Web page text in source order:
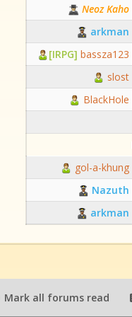
Neoz Kaho
arkman
[IRPG] bassza123
slost
BlackHole
gol-a-khung
Nazuth
arkman
Mark all forums read